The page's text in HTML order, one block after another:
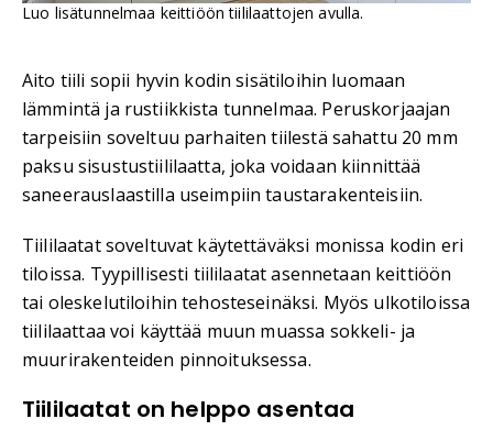
Luo lisätunnelmaa keittiöön tiililaattojen avulla.
Aito tiili sopii hyvin kodin sisätiloihin luomaan
lämmintä ja rustiikkista tunnelmaa. Peruskorjaajan
tarpeisiin soveltuu parhaiten tiilestä sahattu 20 mm
paksu sisustustiililaatta, joka voidaan kiinnittää
saneerauslaastilla useimpiin taustarakenteisiin.
Tiililaatat soveltuvat käytettäväksi monissa kodin eri
tiloissa. Tyypillisesti tiililaatat asennetaan keittiöön
tai oleskelutiloihin tehosteseinäksi. Myös ulkotiloissa
tiililaattaa voi käyttää muun muassa sokkeli- ja
muurirakenteiden pinnoituksessa.
Tiililaatat on helppo asentaa